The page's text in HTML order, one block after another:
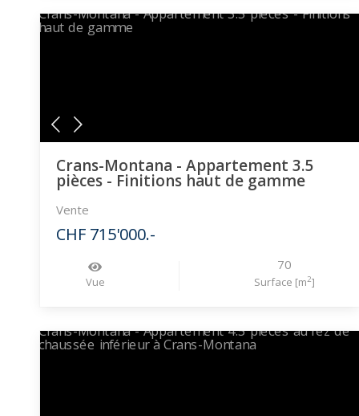
Crans-Montana - Appartement 3.5
pièces - Finitions haut de gamme
Vente
CHF 715'000.-
Vue
70
Surface [m2]